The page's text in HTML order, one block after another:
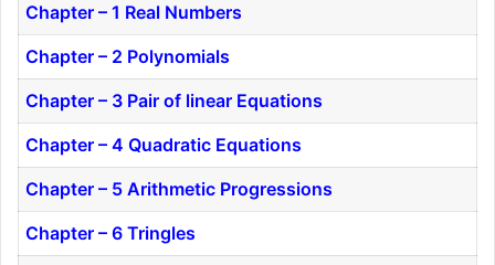
Chapter – 1 Real Numbers
Chapter – 2 Polynomials
Chapter – 3 Pair of linear Equations
Chapter – 4 Quadratic Equations
Chapter – 5 Arithmetic Progressions
Chapter – 6 Tringles